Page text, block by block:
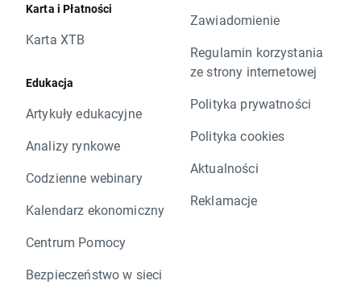
Karta i Płatności
Karta XTB
Edukacja
Artykuły edukacyjne
Analizy rynkowe
Codzienne webinary
Kalendarz ekonomiczny
Centrum Pomocy
Bezpieczeństwo w sieci
Zawiadomienie
Regulamin korzystania
ze strony internetowej
Polityka prywatności
Polityka cookies
Aktualności
Reklamacje